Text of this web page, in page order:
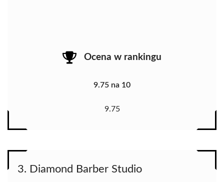
Ocena w rankingu
9.75 na 10
9.75
3. Diamond Barber Studio